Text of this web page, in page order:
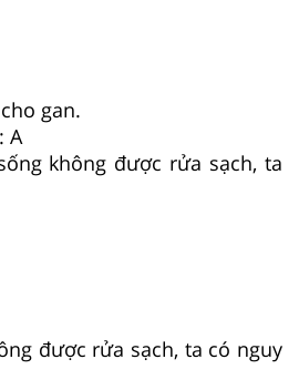
gan.
A
không được rửa sạch, ta
được rửa sạch, ta có nguy